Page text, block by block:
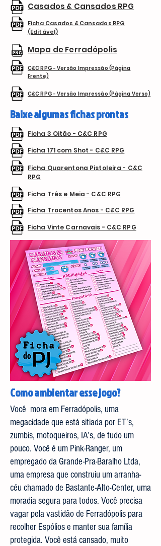
Casados & Cansados RPG
Ficha Casados & Cansados RPG
(Editável)
Mapa de Ferradópolis
C&C RPG - Versão Impressão (Página
Frente)
C&C RPG - Versão Impressão (Página Verso)
Baixe algumas fichas prontas
Ficha 3 Oitão - C&C RPG
Ficha 171 com Shot - C&C RPG
Ficha Quarentona Pistoleira - C&C
RPG
Ficha Três e Meia - C&C RPG
Ficha Trocentos Anos - C&C RPG
Ficha Vinte Carnavais - C&C RPG
Como ambientar esse jogo?
Você mora em Ferradópolis, uma
megacidade que está sitiada por ET’s,
zumbis, motoqueiros, IA’s, de tudo um
pouco. Você é um Pink-Ranger, um
empregado da Grande-Pra-Baralho Ltda,
uma empresa que construiu um arranha-
céu chamado de Bastante-Alto-Center, uma
moradia segura para todos. Você precisa
vagar pela vastidão de Ferradópolis para
recolher Espólios e manter sua família
protegida. Você está cansado, muito